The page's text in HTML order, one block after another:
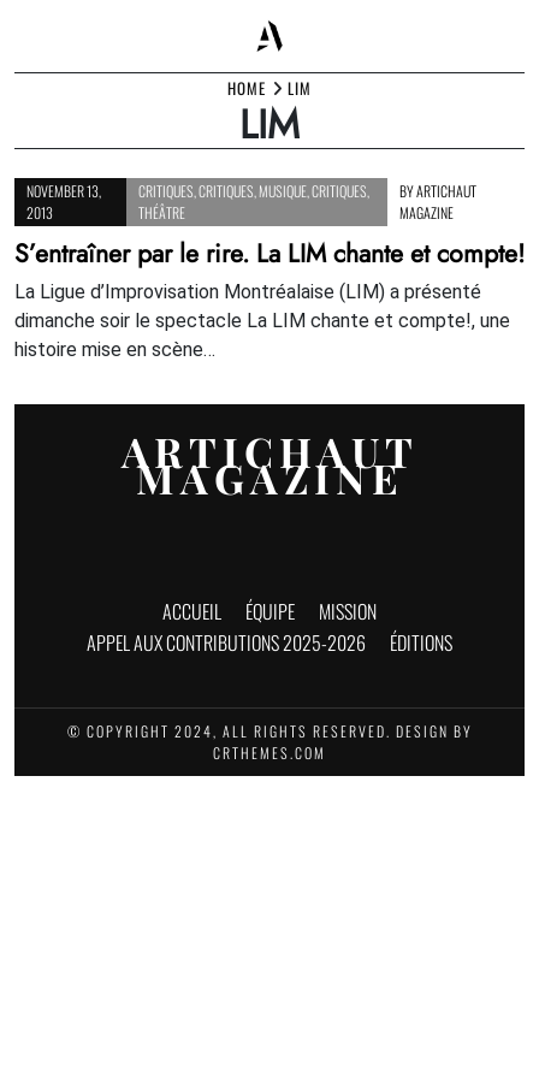
content
HOME LIM
LIM
NOVEMBER 13,
2013
CRITIQUES CRITIQUES MUSIQUE, CRITIQUES
THÉÂTRE
BYARTICHAUT
MAGAZINE
S’entraîner par le rire. La LIM chante et compte!
La Ligue d’Improvisation Montréalaise (LIM) a présenté
dimanche soir le spectacle La LIM chante et compte!, une
histoire mise en scène…
ARTICHAUT
MAGAZINE
ACCUEIL ÉQUIPE
MISSION
APPEL AUX CONTRIBUTIONS 2025-2026
ÉDITIONS
© COPYRIGHT 2024, ALL RIGHTS RESERVED. DESIGN BY
CRTHEMES.COM